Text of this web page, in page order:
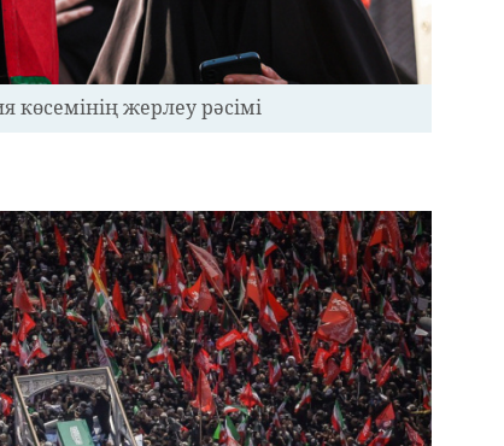
жерлеу рәсімі